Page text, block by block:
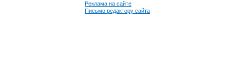
Реклама на сайте
Письмо редактору сайта